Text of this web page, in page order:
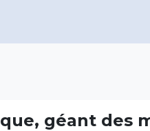
géant des